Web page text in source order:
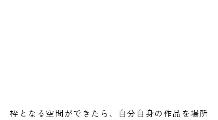
枠となる空間ができたら、自分自身の作品を場所